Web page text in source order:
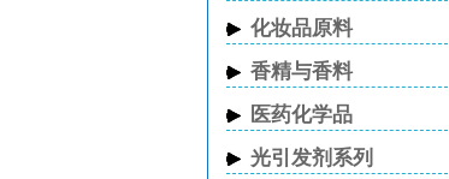
化妆品原料
香精与香料
医药化学品
光引发剂系列